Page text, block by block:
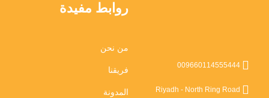
009660114555444
Riyadh - North Ring Road
روابط مفيدة
من نحن
فريقنا
المدونة